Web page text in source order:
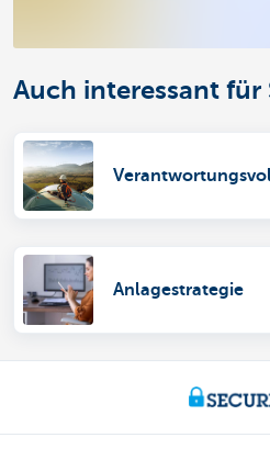
Auch interessant für
Anlagestrategie